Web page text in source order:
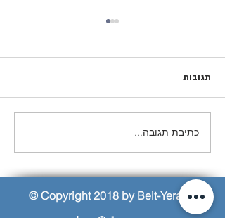
תגובות
כתיבת תגובה...
© Copyright 2018 by Beit-Yerach